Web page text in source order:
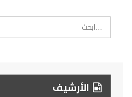
الأرشيف